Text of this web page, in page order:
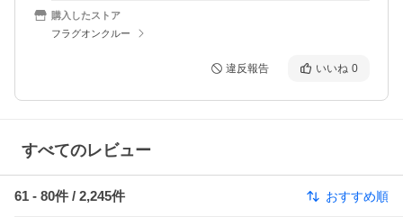
購入したストア
フラグオンクルー
違反報告 いいね 0
すべてのレビュー
61 - 80件 / 2,245件 おすすめ順